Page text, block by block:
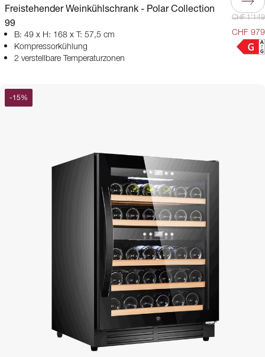
Freistehender Weinkühlschrank - Polar Collection
99
B: 49 x H: 168 x T: 57,5 cm
Kompressorkühlung
2 verstellbare Temperaturzonen
CHF 1'149
CHF 979
-15%